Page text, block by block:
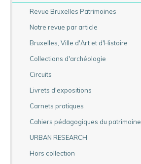
Revue Bruxelles Patrimoines
Notre revue par article
Bruxelles, Ville d'Art et d'Histoire
Collections d'archéologie
Circuits
Livrets d'expositions
Carnets pratiques
Cahiers pédagogiques du patrimoine
URBAN RESEARCH
Hors collection